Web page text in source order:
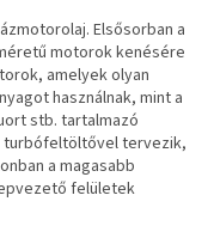
Elsősorban a
motorok kenésére
amelyek olyan
használnak, mint a
stb. tartalmazó
turbófeltöltővel tervezik,
a magasabb
felületek